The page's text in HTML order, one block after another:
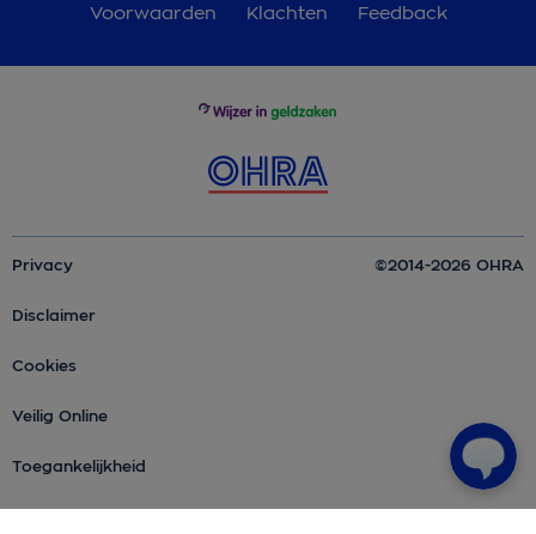
Voorwaarden Klachten Feedback
Privacy
Disclaimer
Cookies
Veilig Online
Toegankelijkheid
©2014-2026 OHRA